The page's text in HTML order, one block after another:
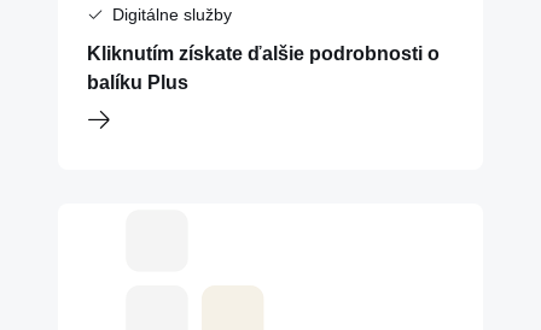
Digitálne služby
Kliknutím získate ďalšie podrobnosti o
balíku Plus